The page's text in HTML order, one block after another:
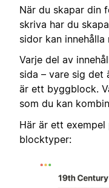
När du skapar din
skriva har du
sidor kan innehålla
Varje del av
sida – vare sig det
är ett byggblock.
som du kan
Här är ett
blocktyper: